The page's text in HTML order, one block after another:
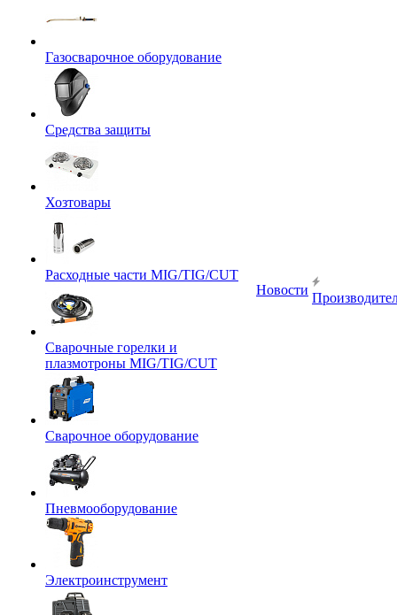
Газосварочное оборудование
Средства защиты
Хозтовары
Расходные части MIG/TIG/CUT
Сварочные горелки и
плазмотроны MIG/TIG/CUT
Сварочное оборудование
Пневмооборудование
Электроинструмент
Новости